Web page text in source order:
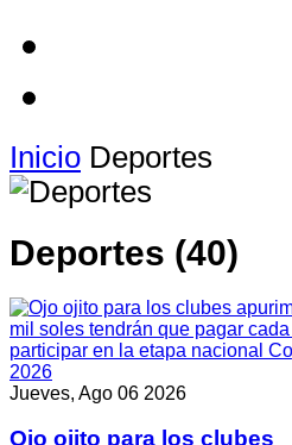
Inicio Deportes
Deportes (40)
Jueves, Ago 06 2026
Ojo ojito para los clubes